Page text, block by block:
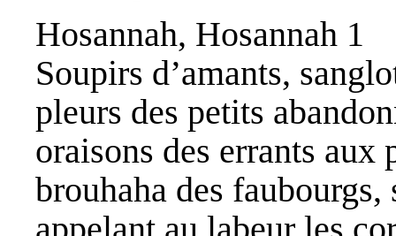
Hosannah, Hosannah 1
Soupirs d’amants,
pleurs des petits
oraisons des errants aux
brouhaha des faubourgs,